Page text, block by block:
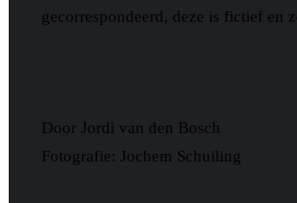
gecorrespondeerd, deze is fictief en
Door Jordi van den Bosch
Fotografie: Jochem Schuiling